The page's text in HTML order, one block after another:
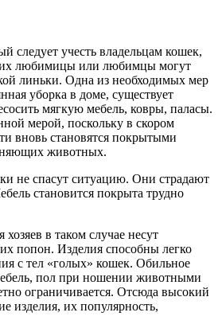
следует учесть владельцам кошек,
их любимицы или любимцы могут
линьки. Одна из необходимых мер
уборка в доме, существует
мягкую мебель, ковры, паласы.
мерой, поскольку в скором
вновь становятся покрытыми
животных.
не спасут ситуацию. Они страдают
становится покрыта трудно
в таком случае несут
попон. Изделия способны легко
с тел «голых» кошек. Обильное
пол при ношении животными
ограничивается. Отсюда высокий
изделия, их популярность,